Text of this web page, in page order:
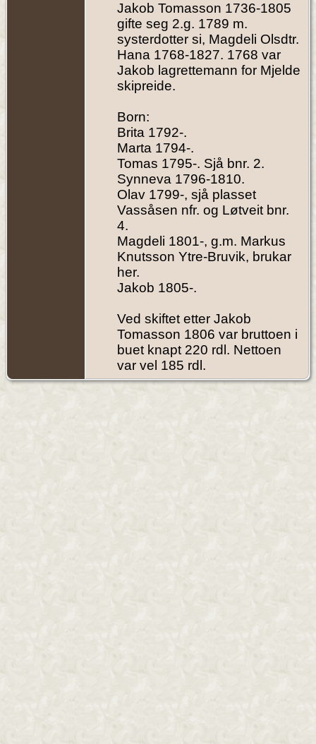
Jakob Tomasson 1736-1805
gifte seg 2.g. 1789 m.
systerdotter si, Magdeli Olsdtr.
Hana 1768-1827. 1768 var
Jakob lagrettemann for Mjelde
skipreide.
Born:
Brita 1792-.
Marta 1794-.
Tomas 1795-. Sjå bnr. 2.
Synneva 1796-1810.
Olav 1799-, sjå plasset
Vassåsen nfr. og Løtveit bnr.
4.
Magdeli 1801-, g.m. Markus
Knutsson Ytre-Bruvik, brukar
her.
Jakob 1805-.
Ved skiftet etter Jakob
Tomasson 1806 var bruttoen i
buet knapt 220 rdl. Nettoen
var vel 185 rdl.